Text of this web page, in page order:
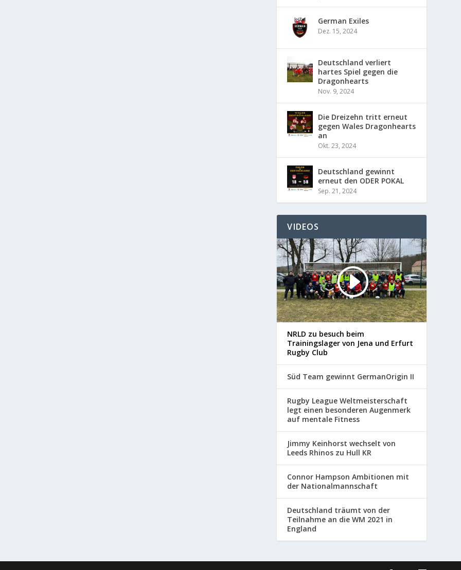
German Exiles
Dez. 15, 2024
Deutschland verliert
hartes Spiel gegen die
Dragonhearts
Nov. 9, 2024
Die Dreizehn tritt erneut
gegen Wales Dragonhearts
an
Okt. 23, 2024
Deutschland gewinnt
erneut den ODER POKAL
Sep. 21, 2024
VIDEOS
NRLD zu besuch beim
Trainingslager von Jena und Erfurt
Rugby Club
Süd Team gewinnt GermanOrigin II
Rugby League Weltmeisterschaft
legt einen besonderen Augenmerk
auf mentale Fitness
Jimmy Keinhorst wechselt von
Leeds Rhinos zu Hull KR
Connor Hampson Ambitionen mit
der Nationalmannschaft
Deutschland träumt von der
Teilnahme an die WM 2021 in
England